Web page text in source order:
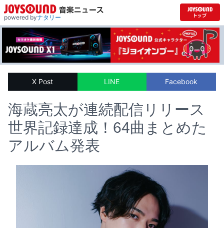
powered byナタリー
X Post LINE Facebook
海蔵亮太が連続配信リリース
世界記録達成！64曲まとめた
アルバム発表